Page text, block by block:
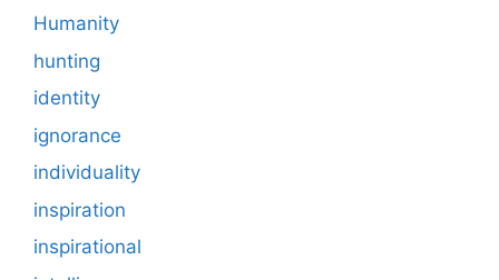
Humanity
hunting
identity
ignorance
individuality
inspiration
inspirational